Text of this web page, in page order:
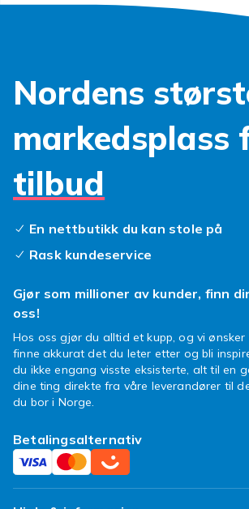
Nordens
markedsplass
tilbud
En nettbutikk du kan stole på
Rask kundeservice
Gjør som millioner av kunder, finn
oss!
Hos oss gjør du alltid et kupp, og vi
finne akkurat det du leter etter og bli
du ikke engang visste eksisterte, alt til en
dine ting direkte fra våre leverandører til
du bor i Norge.
Betalingsalternativ